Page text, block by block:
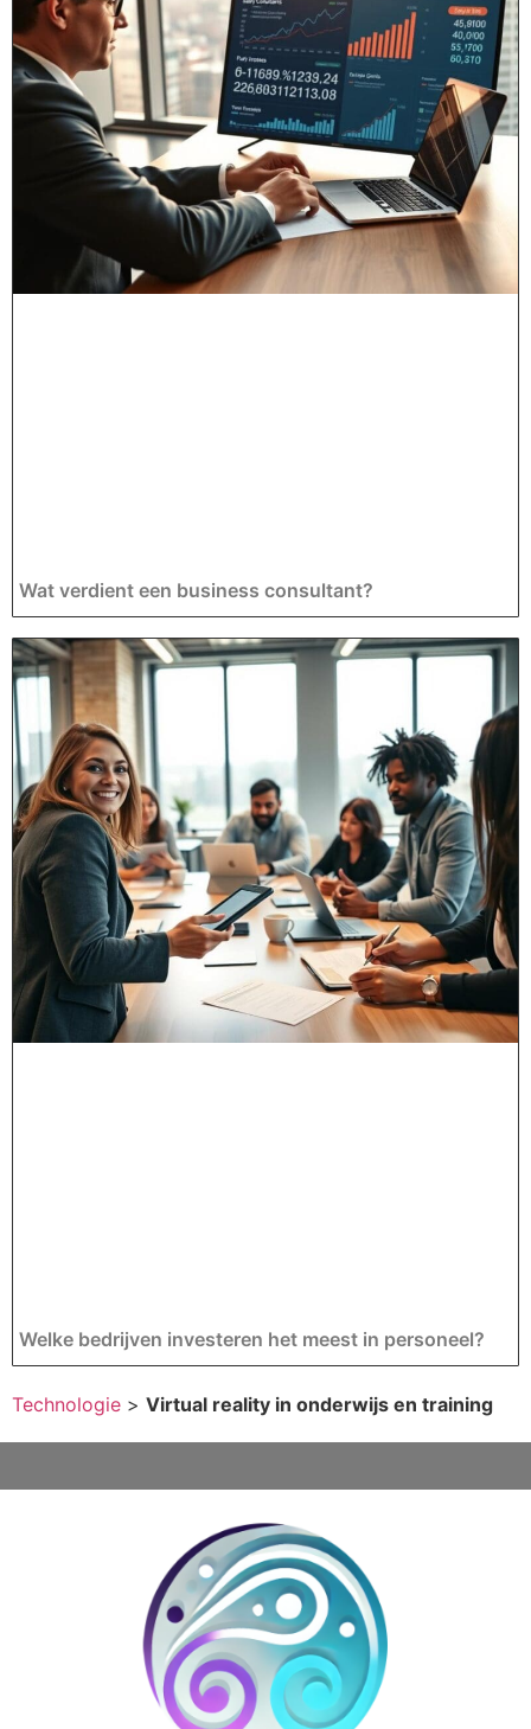
Wat verdient een business consultant?
Welke bedrijven investeren het meest in personeel?
Technologie > Virtual reality in onderwijs en training